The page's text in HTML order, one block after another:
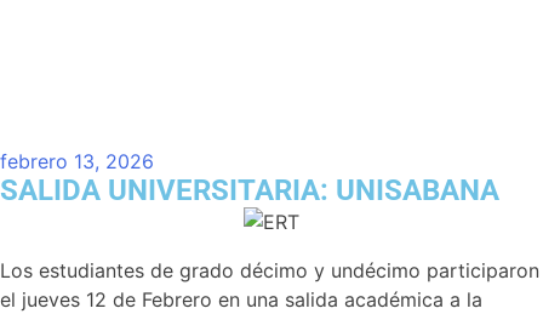
febrero 13, 2026
SALIDA UNIVERSITARIA: UNISABANA
Los estudiantes de grado décimo y undécimo participaron
el jueves 12 de Febrero en una salida académica a la